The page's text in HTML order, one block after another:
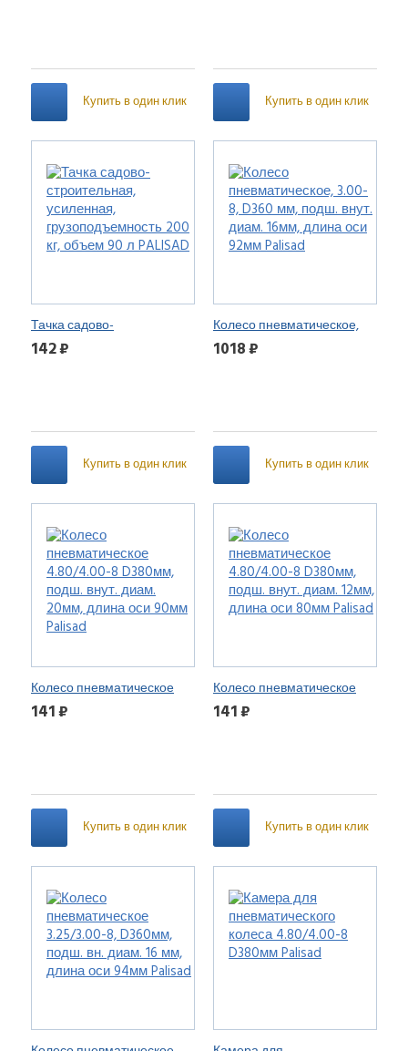
Купить в один клик Купить в один клик
Тачка садово-
строительная, усиленная,
142 ₽
Купить в один клик
Колесо пневматическое,
3.00-8, D360 мм, подш. внут.
1018 ₽
Купить в один клик
Колесо пневматическое
4.80/4.00-8 D380мм, подш.
141 ₽
Купить в один клик
Колесо пневматическое
4.80/4.00-8 D380мм, подш.
141 ₽
Купить в один клик